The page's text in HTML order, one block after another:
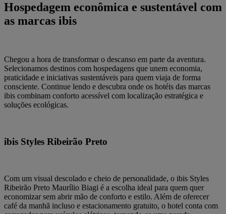
Hospedagem econômica e sustentável com
as marcas ibis
Chegou a hora de transformar o descanso em parte da aventura.
Selecionamos destinos com hospedagens que unem economia,
praticidade e iniciativas sustentáveis para quem viaja de forma
consciente. Continue lendo e descubra onde os hotéis das marcas
ibis combinam conforto acessível com localização estratégica e
soluções ecológicas.
ibis Styles Ribeirão Preto
Com um visual descolado e cheio de personalidade, o ibis Styles
Ribeirão Preto Maurílio Biagi é a escolha ideal para quem quer
economizar sem abrir mão de conforto e estilo. Além de oferecer
café da manhã incluso e estacionamento gratuito, o hotel conta com